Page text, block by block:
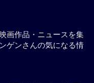
画作品・ニュースを集
ゲンさんの気になる情